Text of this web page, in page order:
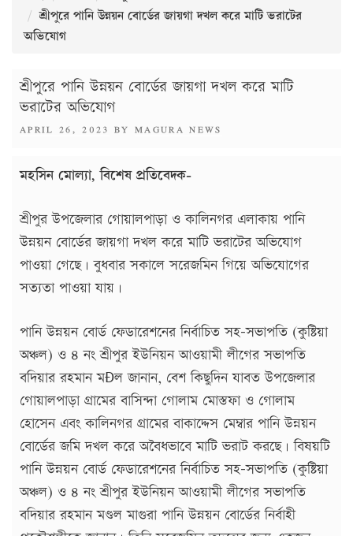
শ্রীপুরে পানি উন্নয়ন বোর্ডের জায়গা দখল করে মাটি ভরাটের
অভিযোগ
শ্রীপুরে পানি উন্নয়ন বোর্ডের জায়গা দখল করে মাটি
ভরাটের অভিযোগ
POSTED
APRIL 26, 2023 BY MAGURA NEWS
মহসিন মোল্যা, বিশেষ প্রতিবেদক-
শ্রীপুর উপজেলার গোয়ালপাড়া ও কালিনগর এলাকায় পানি
উন্নয়ন বোর্ডের জায়গা দখল করে মাটি ভরাটের অভিযোগ
পাওয়া গেছে। বুধবার সকালে সরেজমিন গিয়ে অভিযোগের
সত্যতা পাওয়া যায়।
পানি উন্নয়ন বোর্ড ফেডারেশনের নির্বাচিত সহ-সভাপতি (কুষ্টিয়া
অঞ্চল) ও ৪ নং শ্রীপুর ইউনিয়ন আওয়ামী লীগের সভাপতি
বদিয়ার রহমান মÐল জানান, বেশ কিছুদিন যাবত উপজেলার
গোয়ালপাড়া গ্রামের বাসিন্দা গোলাম মোস্তফা ও গোলাম
হোসেন এবং কালিনগর গ্রামের বাকাদ্দেস মেম্বার পানি উন্নয়ন
বোর্ডের জমি দখল করে অবৈধভাবে মাটি ভরাট করছে। বিষয়টি
পানি উন্নয়ন বোর্ড ফেডারেশনের নির্বাচিত সহ-সভাপতি (কুষ্টিয়া
অঞ্চল) ও ৪ নং শ্রীপুর ইউনিয়ন আওয়ামী লীগের সভাপতি
বদিয়ার রহমান মণ্ডল মাগুরা পানি উন্নয়ন বোর্ডের নির্বাহী